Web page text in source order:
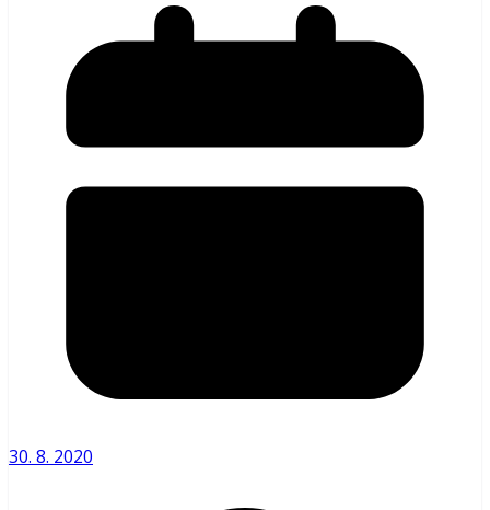
30. 8. 2020